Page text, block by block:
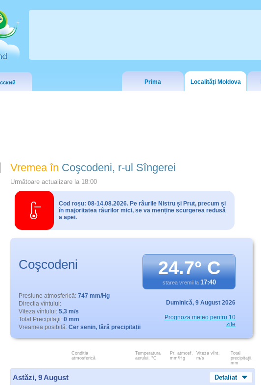
Prima Localități Moldova
Vremea în Coşcodeni, r-ul Sîngerei
Următoare actualizare la 18:00
Cod roșu: 08-14.08.2026. Pe râurile Nistru și Prut, precum și
în majoritatea râurilor mici, se va menține scurgerea redusă
a apei.
Coşcodeni 24.7° C
starea vremii la 17:40
Presiune atmosferică: 747 mm/Hg
Directia vîntului:
Viteza vîntului: 5,3 m/s
Total Precipitaţii: 0 mm
Vreamea posibilă: Cer senin, fără precipitații
Duminică, 9 August 2026
Prognoza meteo pentru 10
zile
Conditia
atmosferică
Temperatura
aerului, °C
Pr. atmosf.
mm/Hg
Viteza vînt.
m/s
Total
precipitații,
mm
Astăzi, 9 August Detaliat